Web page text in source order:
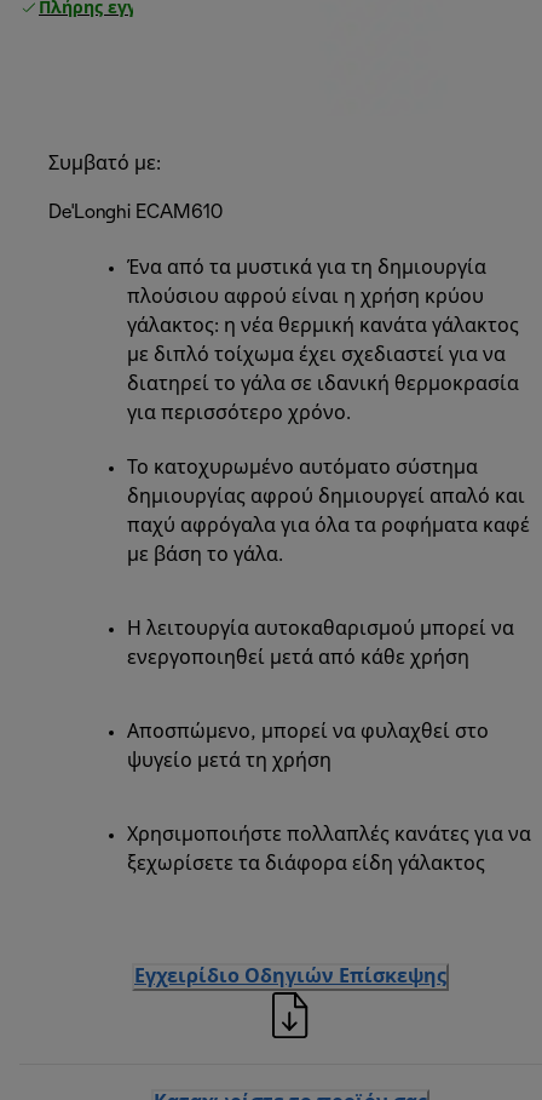
Πλήρης εγγύηση κατασκευαστή
Συμβατό με:
De'Longhi ECAM610
Ένα από τα μυστικά για τη δημιουργία
πλούσιου αφρού είναι η χρήση κρύου
γάλακτος: η νέα θερμική κανάτα γάλακτος
με διπλό τοίχωμα έχει σχεδιαστεί για να
διατηρεί το γάλα σε ιδανική θερμοκρασία
για περισσότερο χρόνο.
Το κατοχυρωμένο αυτόματο σύστημα
δημιουργίας αφρού δημιουργεί απαλό και
παχύ αφρόγαλα για όλα τα ροφήματα καφέ
με βάση το γάλα.
Η λειτουργία αυτοκαθαρισμού μπορεί να
ενεργοποιηθεί μετά από κάθε χρήση
Αποσπώμενο, μπορεί να φυλαχθεί στο
ψυγείο μετά τη χρήση
Χρησιμοποιήστε πολλαπλές κανάτες για να
ξεχωρίσετε τα διάφορα είδη γάλακτος
Εγχειρίδιο Οδηγιών Επίσκεψης